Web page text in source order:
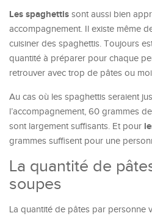
Les spaghettis sont aussi bien
accompagnement. Il existe même
cuisiner des spaghettis. Toujours
quantité à préparer pour chaque
retrouver avec trop de pâtes ou
Au cas où les spaghettis seraient
l’accompagnement, 60 grammes
sont largement suffisants. Et pour
grammes suffisent pour une
La quantité de
soupes
La quantité de pâtes par personne